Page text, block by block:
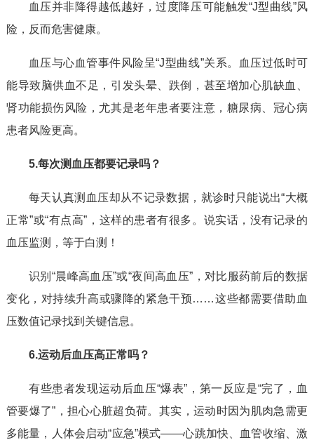
血压并非降得越低越好，过度降压可能触发“J型曲线”风
险，反而危害健康。
血压与心血管事件风险呈“J型曲线”关系。血压过低时可
能导致脑供血不足，引发头晕、跌倒，甚至增加心肌缺血、
肾功能损伤风险，尤其是老年患者要注意，糖尿病、冠心病
患者风险更高。
5.每次测血压都要记录吗？
每天认真测血压却从不记录数据，就诊时只能说出“大概
正常”或“有点高”，这样的患者有很多。说实话，没有记录的
血压监测，等于白测！
识别“晨峰高血压”或“夜间高血压”，对比服药前后的数据
变化，对持续升高或骤降的紧急干预……这些都需要借助血
压数值记录找到关键信息。
6.运动后血压高正常吗？
有些患者发现运动后血压“爆表”，第一反应是“完了，血
管要爆了”，担心心脏超负荷。其实，运动时因为肌肉急需更
多能量，人体会启动“应急”模式——心跳加快、血管收缩、激